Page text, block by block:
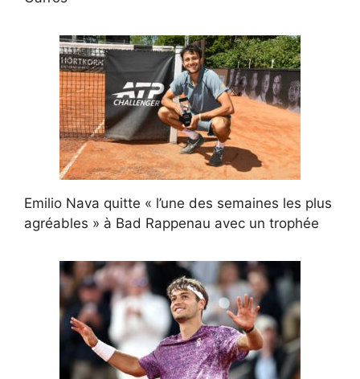
Emilio Nava quitte « l’une des semaines les plus
agréables » à Bad Rappenau avec un trophée